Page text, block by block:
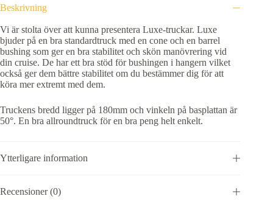
Beskrivning
Vi är stolta över att kunna presentera Luxe-truckar. Luxe
bjuder på en bra standardtruck med en cone och en barrel
bushing som ger en bra stabilitet och skön manövrering vid
din cruise. De har ett bra stöd för bushingen i hangern vilket
också ger dem bättre stabilitet om du bestämmer dig för att
köra mer extremt med dem.
Truckens bredd ligger på 180mm och vinkeln på basplattan är
50°. En bra allroundtruck för en bra peng helt enkelt.
Ytterligare information
Recensioner (0)